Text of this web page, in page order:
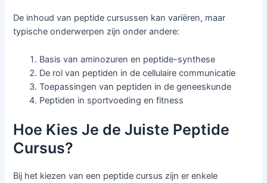
De inhoud van peptide cursussen kan variëren, maar
typische onderwerpen zijn onder andere:
Basis van aminozuren en peptide-synthese
De rol van peptiden in de cellulaire communicatie
Toepassingen van peptiden in de geneeskunde
Peptiden in sportvoeding en fitness
Hoe Kies Je de Juiste Peptide
Cursus?
Bij het kiezen van een peptide cursus zijn er enkele